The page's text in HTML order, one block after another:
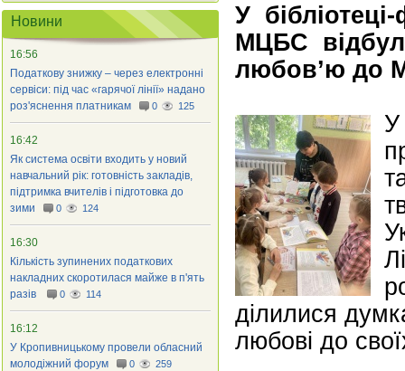
У
МЦБС
любов’ю до
У
ділилися
любові до
Новини
16:56
Податкову знижку – через електронні
сервіси: під час «гарячої лінії» надано
роз'яснення платникам
0 125
16:42
Як система освіти входить у новий
навчальний рік: готовність закладів,
підтримка вчителів і підготовка до
зими
0 124
16:30
Кількість зупинених податкових
накладних скоротилася майже в п'ять
разів
0 114
16:12
У Кропивницькому провели обласний
молодіжний форум
0 259